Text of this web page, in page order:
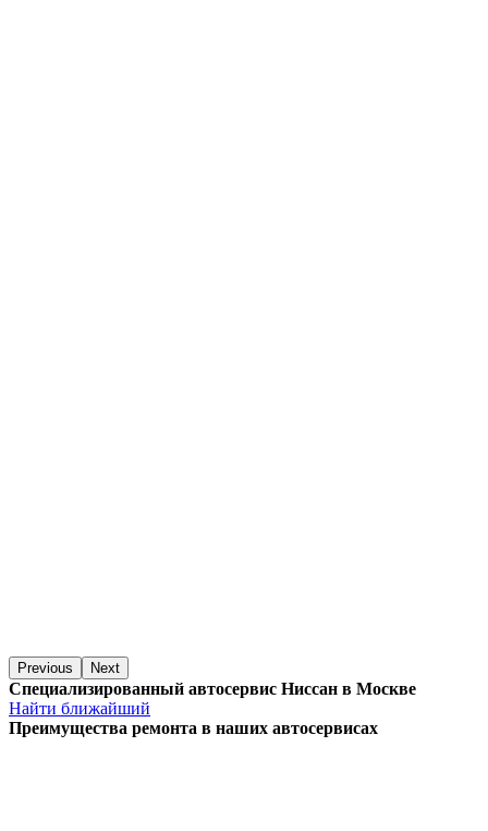
Previous Next
Специализированный автосервис Ниссан в Москве
Найти ближайший
Преимущества ремонта в наших автосервисах